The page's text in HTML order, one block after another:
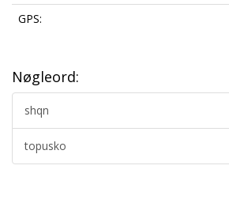
GPS:
Nøgleord:
shqn
topusko